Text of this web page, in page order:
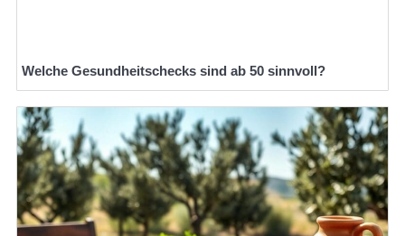
Welche Gesundheitschecks sind ab 50 sinnvoll?